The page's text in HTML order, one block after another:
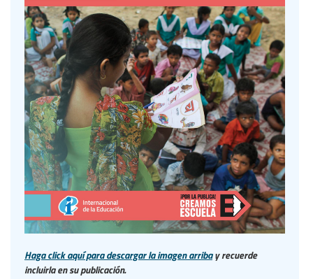
Haga click aquí para descargar la imagen arribay recuerde
incluirla en su publicación.